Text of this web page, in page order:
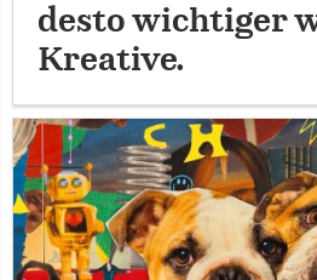
desto wichtiger
Kreative.